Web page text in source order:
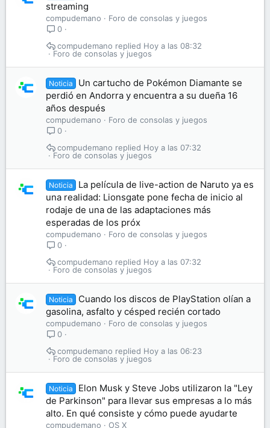
streaming
compudemano
Foro de consolas y juegos
0
Foro de consolas y juegos
Hoy a las 08:32
compudemano
Noticia
Un cartucho de Pokémon Diamante se
perdió en Andorra y encuentra a su dueña 16
años después
compudemano
Foro de consolas y juegos
0
Foro de consolas y juegos
Hoy a las 07:32
compudemano
Noticia
La película de live-action de Naruto ya es
una realidad: Lionsgate pone fecha de inicio al
rodaje de una de las adaptaciones más
esperadas de los próx
compudemano
Foro de consolas y juegos
0
Foro de consolas y juegos
Hoy a las 07:32
compudemano
Noticia
Cuando los discos de PlayStation olían a
gasolina, asfalto y césped recién cortado
compudemano
Foro de consolas y juegos
0
Foro de consolas y juegos
Hoy a las 06:23
compudemano
Noticia
Elon Musk y Steve Jobs utilizaron la "Ley
de Parkinson" para llevar sus empresas a lo más
alto. En qué consiste y cómo puede ayudarte
compudemano
OS X